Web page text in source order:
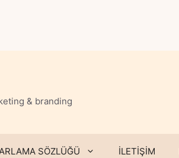
& branding
SÖZLÜĞÜ İLETİŞİM